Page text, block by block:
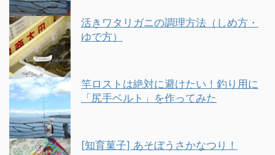
活きワタリガニの調理方法（しめ方・
ゆで方）
竿ロストは絶対に避けたい！釣り用に
「尻手ベルト」を作ってみた
[知育菓子] あそぼうさかなつり！